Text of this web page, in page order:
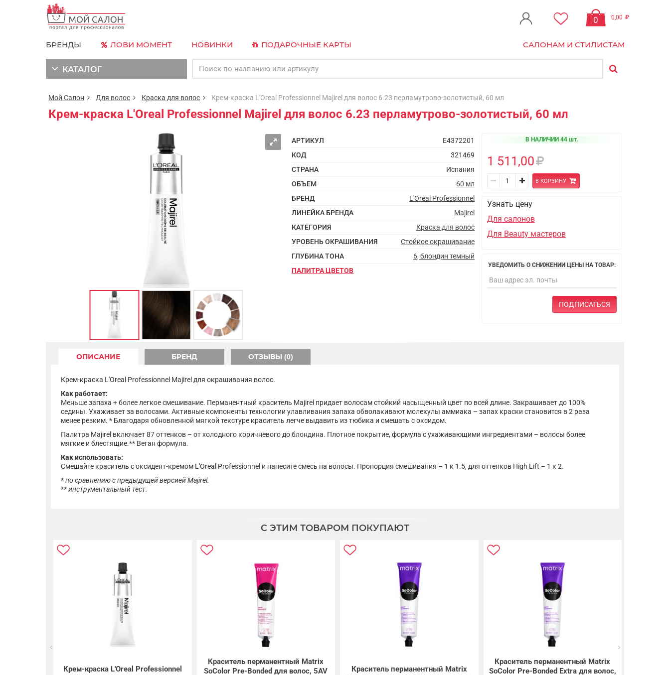
0 0,00
БРЕНДЫ ЛОВИ МОМЕНТ НОВИНКИ ПОДАРОЧНЫЕ КАРТЫ САЛОНАМ И СТИЛИСТАМ
КАТАЛОГ
Мой Салон Для волос Краска для волос Крем-краска L'Oreal Professionnel Majirel для волос 6.23 перламутрово-золотистый, 60 мл
Крем-краска L'Oreal Professionnel Majirel для волос 6.23 перламутрово-золотистый, 60 мл
АРТИКУЛ
E4372201
КОД
321469
СТРАНА
Испания
ОБЪЕМ
60 мл
БРЕНД
L'Oreal Professionnel
ЛИНЕЙКА БРЕНДА
Majirel
КАТЕГОРИЯ
Краска для волос
УРОВЕНЬ ОКРАШИВАНИЯ
Стойкое окрашивание
ГЛУБИНА ТОНА
6, блондин темный
ПАЛИТРА ЦВЕТОВ
В НАЛИЧИИ 44 шт.
1 511,00
В КОРЗИНУ
Узнать цену
Для салонов
Для Beauty мастеров
УВЕДОМИТЬ О СНИЖЕНИИ ЦЕНЫ НА ТОВАР:
ПОДПИСАТЬСЯ
ОПИСАНИЕ БРЕНД ОТЗЫВЫ (0)
Крем-краска L'Oreal Professionnel Majirel для окрашивания волос.
Как работает:
Меньше запаха + более легкое смешивание. Перманентный краситель Majirel придает волосам стойкий насыщенный цвет по всей длине. Закрашивает до 100%
седины. Ухаживает за волосами. Активные компоненты технологии улавливания запаха обволакивают молекулы аммиака – запах краски становится в 2 раза
менее резким. * Благодаря обновленной мягкой текстуре краситель легче выдавить из тюбика и смешать с оксидом.
Палитра Majirel включает 87 оттенков – от холодного коричневого до блондина. Плотное покрытие, формула с ухаживающими ингредиентами – волосы более
мягкие и блестящие.** Веган формула.
Как использовать:
Смешайте краситель с оксидент-кремом L'Oreal Professionnel и нанесите смесь на волосы. Пропорция смешивания – 1 к 1.5, для оттенков High Lift – 1 к 2.
* по сравнению с предыдущей версией Majirel.
** инструментальный тест.
С ЭТИМ ТОВАРОМ ПОКУПАЮТ
Крем-краска L'Oreal Professionnel
Краситель перманентный Matrix
SoColor Pre-Bonded для волос, 5AV
Краситель перманентный Matrix
Краситель перманентный Matrix
SoColor Pre-Bonded Extra для волос,